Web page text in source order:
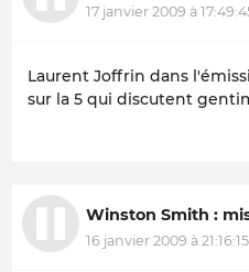
17 janvier 2009 à
Laurent Joffrin dans
sur la 5 qui discutent
Winston Smith :
16 janvier 2009 à 21:16:15